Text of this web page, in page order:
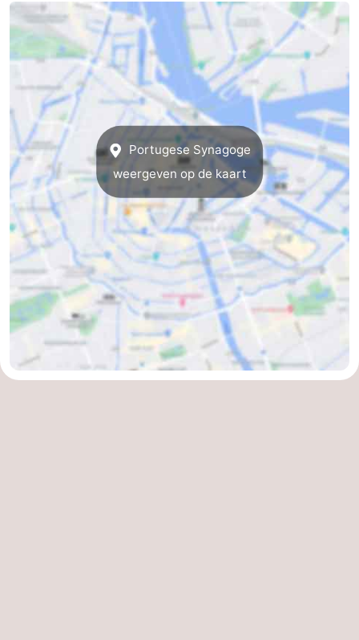
toeristen
adressen
Weer
Contact
Portugese Synagoge
weergeven op de kaart